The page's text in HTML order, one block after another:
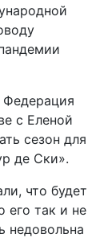
Федерация
с Еленой
сезон для
де Ски».
что будет
его так и не
недовольна